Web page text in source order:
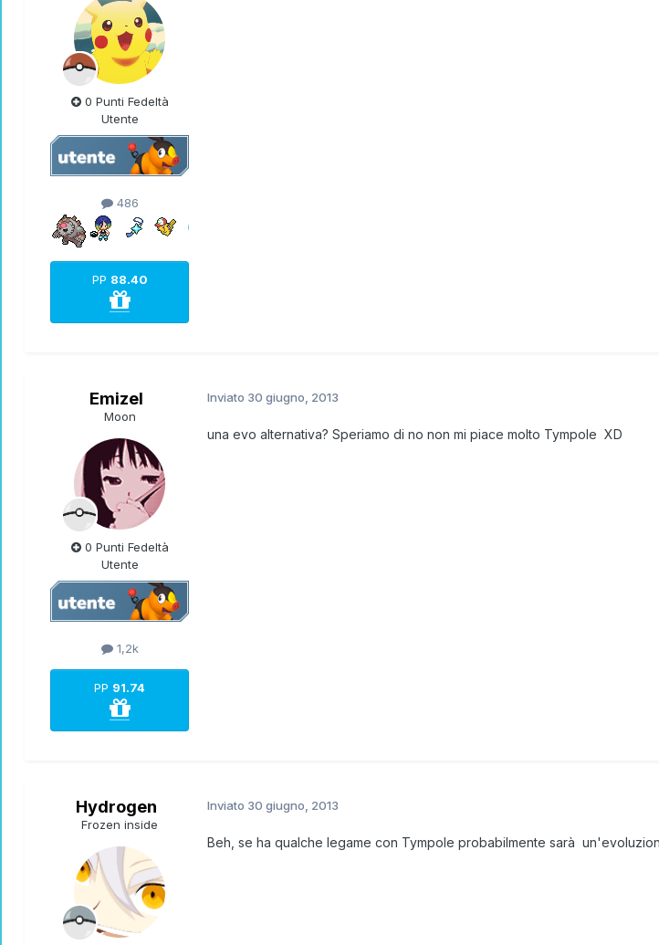
0 Punti Fedeltà
Utente
486
PP 88.40
Emizel
Moon
0 Punti Fedeltà
Utente
1,2k
PP 91.74
Inviato 30 giugno, 2013
una evo alternativa? Speriamo di no non mi piace molto Tympole XD
Hydrogen
Frozen inside
Inviato 30 giugno, 2013
Beh, se ha qualche legame con Tympole probabilmente sarà